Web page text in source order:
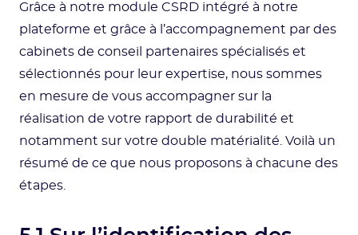
Grâce à notre module CSRD intégré à notre
plateforme et grâce à l’accompagnement par des
cabinets de conseil partenaires spécialisés et
sélectionnés pour leur expertise, nous sommes
en mesure de vous accompagner sur la
réalisation de votre rapport de durabilité et
notamment sur votre double matérialité. Voilà un
résumé de ce que nous proposons à chacune des
étapes.